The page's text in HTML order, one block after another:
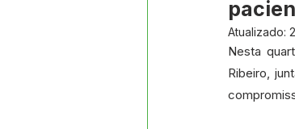
Datas
Atualizado:
Nesta
Ribeiro,